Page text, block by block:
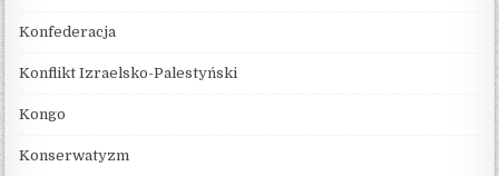
Konfederacja
Konflikt Izraelsko-Palestyński
Kongo
Konserwatyzm